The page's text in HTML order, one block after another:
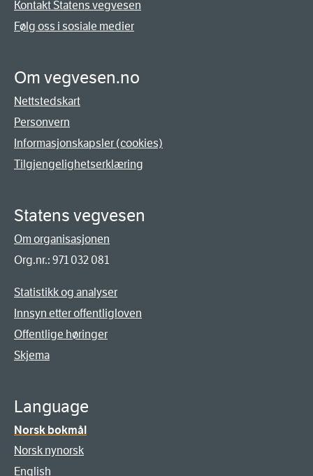
Kontakt Statens vegvesen
Følg oss i sosiale medier
Om vegvesen.no
Nettstedskart
Personvern
Informasjonskapsler (cookies)
Tilgjengelighetserklæring
Statens vegvesen
Om organisasjonen
Org.nr.: 971 032 081
Statistikk og analyser
Innsyn etter offentligloven
Offentlige høringer
Skjema
Language
Norsk bokmål
Norsk nynorsk
English